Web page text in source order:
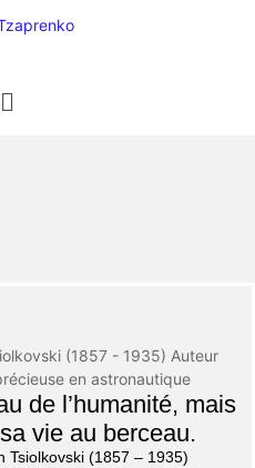
de l’humanité, mais
vie au berceau.
Tsiolkovski (1857 – 1935)